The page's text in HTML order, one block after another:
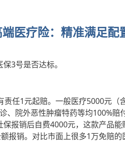
医疗险：精准满足配
保3号是否达标。
责任1元起赔。一般医疗5000元（
、院外恶性肿瘤特药等均100%赔
报销后自费4000元，这款产品
报销。对比市面上很多1万免赔